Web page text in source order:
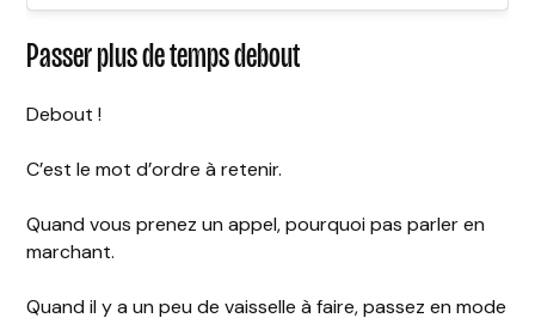
Passer plus de temps debout
Debout !
C’est le mot d’ordre à retenir.
Quand vous prenez un appel, pourquoi pas parler en
marchant.
Quand il y a un peu de vaisselle à faire, passez en mode